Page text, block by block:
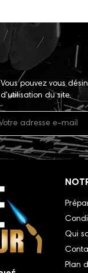
Vous pouvez vous
d'utilisation du site.
Qui
Plan